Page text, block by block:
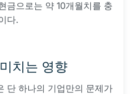
금으로는 약 10개월치를 충
다.
치는 영향
단 하나의 기업만의 문제가